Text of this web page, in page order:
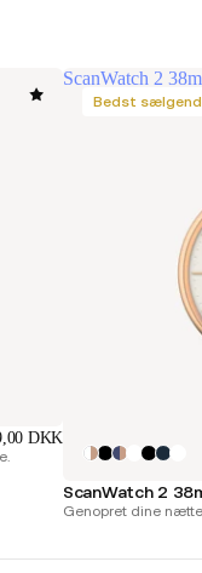
DKK
ScanWatch 2
Bedst
ScanWatch 2
Genopret dine